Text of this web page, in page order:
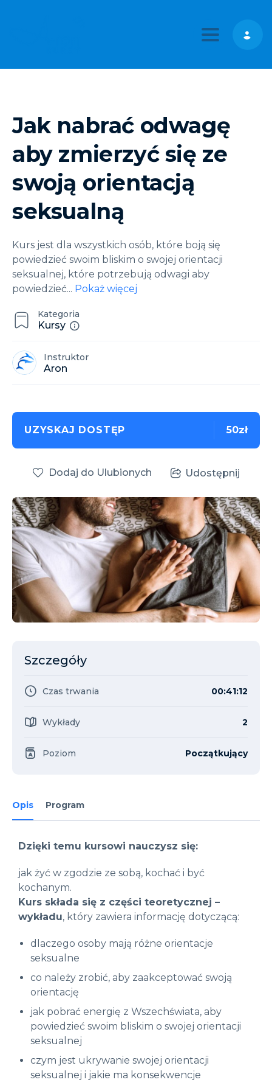
Toggle
Kategoria
Kursy
Instruktor
Aron
Jak nabrać odwagę
aby zmierzyć się ze
swoją orientacją
seksualną
Kurs jest dla wszystkich osób, które boją się
powiedzieć swoim bliskim o swojej orientacji
seksualnej, które potrzebują odwagi aby
powiedzieć... Pokaż więcej
Opis Program
Dzięki temu kursowi nauczysz się:
jak żyć w zgodzie ze sobą, kochać i być
kochanym.
Kurs składa się z części teoretycznej –
wykładu, który zawiera informację dotyczącą:
dlaczego osoby mają różne orientacje
seksualne
co należy zrobić, aby zaakceptować swoją
orientację
jak pobrać energię z Wszechświata, aby
powiedzieć swoim bliskim o swojej orientacji
seksualnej
czym jest ukrywanie swojej orientacji
seksualnej i jakie ma konsekwencje
UZYSKAJ DOSTĘP 50zł
Dodaj do Ulubionych Udostępnij
Szczegóły
Czas trwania 00:41:12
Wykłady 2
Poziom Początkujący